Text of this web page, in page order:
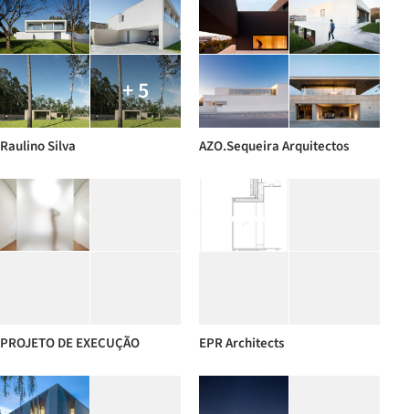
+ 5
Raulino Silva AZO.Sequeira Arquitectos
PROJETO DE EXECUÇÃO EPR Architects